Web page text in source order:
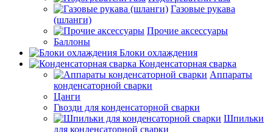
Газовые рукава
(шланги)
Прочие аксессуары
Баллоны
Блоки охлаждения
Конденсаторная сварка
Аппараты
конденсаторной сварки
Цанги
Гвозди для конденсаторной сварки
Шпильки
для конденсаторной сварки